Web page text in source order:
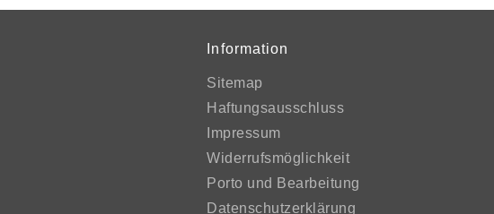
Information
Sitemap
Haftungsausschluss
Impressum
Widerrufsmöglichkeit
Porto und Bearbeitung
Datenschutzerklärung